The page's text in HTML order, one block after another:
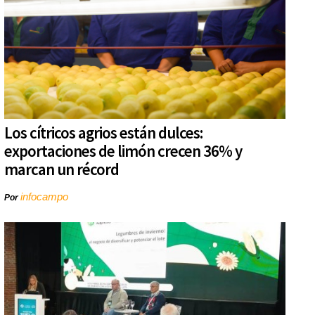
Los cítricos agrios están dulces:
exportaciones de limón crecen 36% y
marcan un récord
Porinfocampo